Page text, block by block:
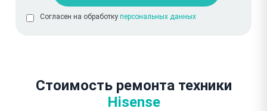
Согласен на обработку персональных данных
Стоимость ремонта техники
Hisense